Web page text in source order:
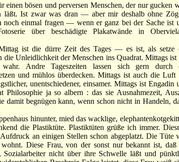
bösen und perversen Menschen, der nur gucken
läßt. Ist zwar was dran — aber mir deshalb ohne
noch einmal fragen — wenn er ganz bei der Sache ist
über beschädigte Plakatwände in
ist die dürre Zeit des Tages — es ist, als setze
die Unleidlichkeit der Menschen ins Quadrat. Mittags ist
Andre Tageszeiten lassen sich gern durch
und mühlos überdecken. Mittags ist auch die Luft
unentschiedener, einsamer. Mittags ist Engadin
Philosophie ja so albern : das sie Ausnahmezeit,
damit begnügen kann, wenn schon nicht in Handeln,
hinunter, mied das wacklige,
die Plastiktüte. Plastiktüten grüße ich immer.
an einigen Stellen schon abgeplatzt. Die Tüte
Diese Frau, von der sonst nur bekannt ist, daß
Sozialarbeiter nicht über ihre Schwelle läßt und